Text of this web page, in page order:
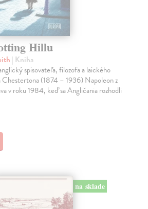
Hillu
| Kniha
spisovateľa, filozofa a laického
(1874 – 1936) Napoleon z
v roku 1984, keď sa Angličania rozhodli
na sklade